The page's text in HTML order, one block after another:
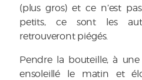
(plus gros) et ce n’est
petits, ce sont les
retrouveront piégés.
Pendre la bouteille, à
ensoleillé le matin et